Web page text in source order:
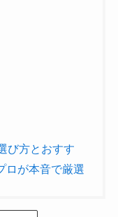
び方とおすす
ロが本音で厳選